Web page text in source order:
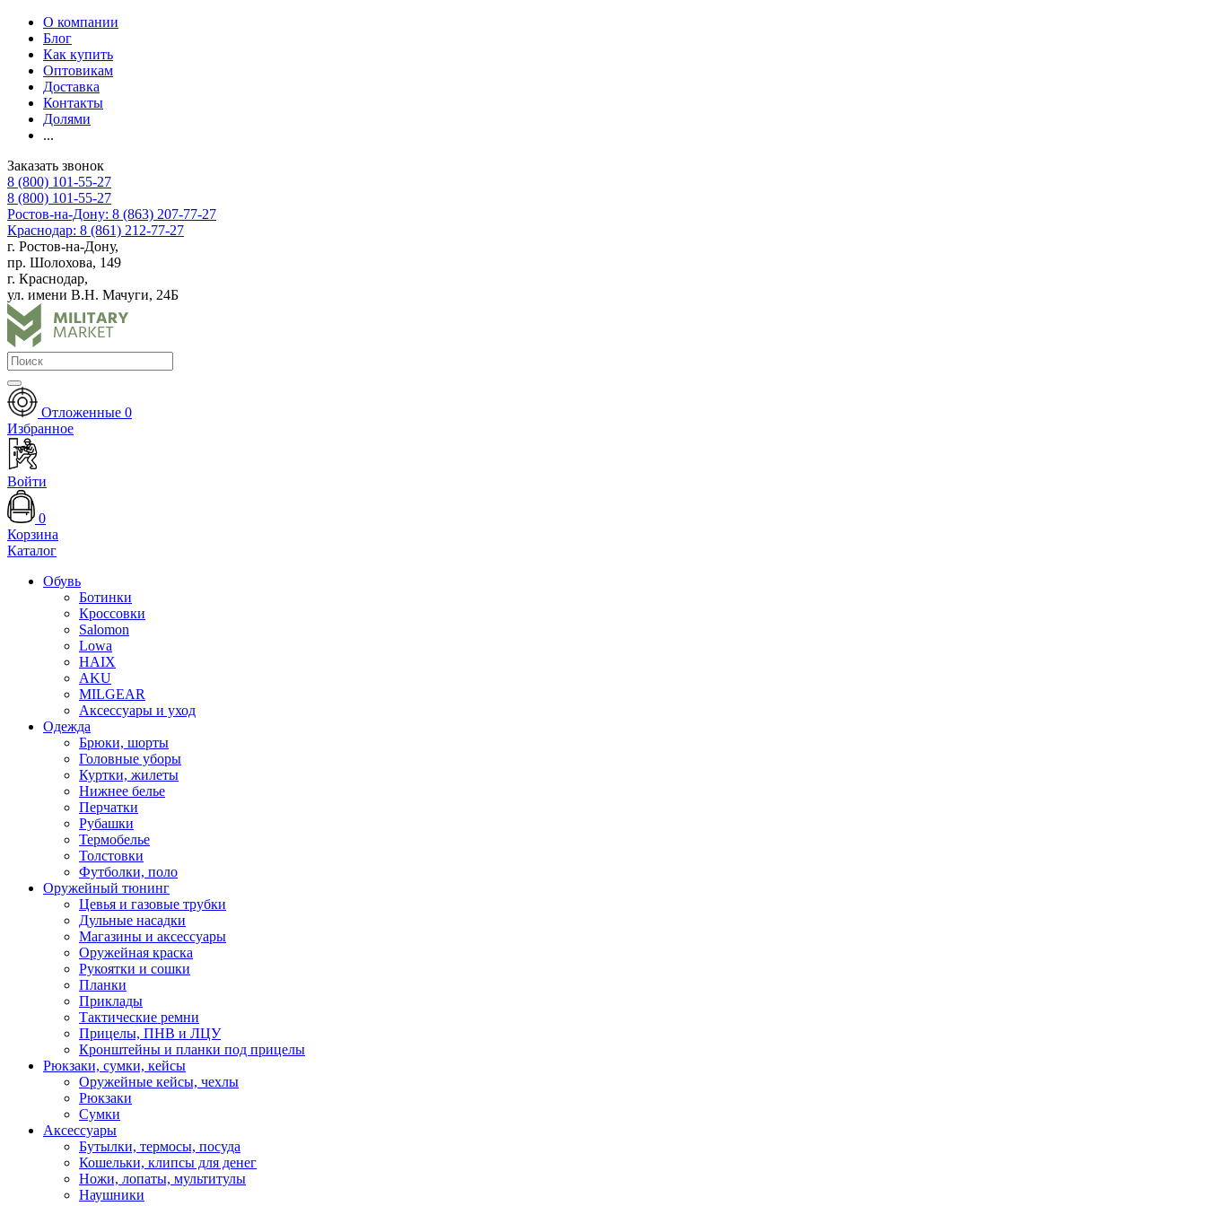
О компании
Блог
Как купить
Оптовикам
Доставка
Контакты
Долями
...
Заказать звонок
8 (800) 101-55-27
8 (800) 101-55-27
Ростов-на-Дону: 8 (863) 207-77-27
Краснодар: 8 (861) 212-77-27
г. Ростов-на-Дону,
пр. Шолохова, 149
г. Краснодар,
ул. имени В.Н. Мачуги, 24Б
Отложенные 0
Избранное
Войти
0
Корзина
Каталог
Обувь
Ботинки
Кроссовки
Salomon
Lowa
HAIX
AKU
MILGEAR
Аксессуары и уход
Одежда
Брюки, шорты
Головные уборы
Куртки, жилеты
Нижнее белье
Перчатки
Рубашки
Термобелье
Толстовки
Футболки, поло
Оружейный тюнинг
Цевья и газовые трубки
Дульные насадки
Магазины и аксессуары
Оружейная краска
Рукоятки и сошки
Планки
Приклады
Тактические ремни
Прицелы, ПНВ и ЛЦУ
Кронштейны и планки под прицелы
Рюкзаки, сумки, кейсы
Оружейные кейсы, чехлы
Рюкзаки
Сумки
Аксессуары
Бутылки, термосы, посуда
Кошельки, клипсы для денег
Ножи, лопаты, мультитулы
Наушники